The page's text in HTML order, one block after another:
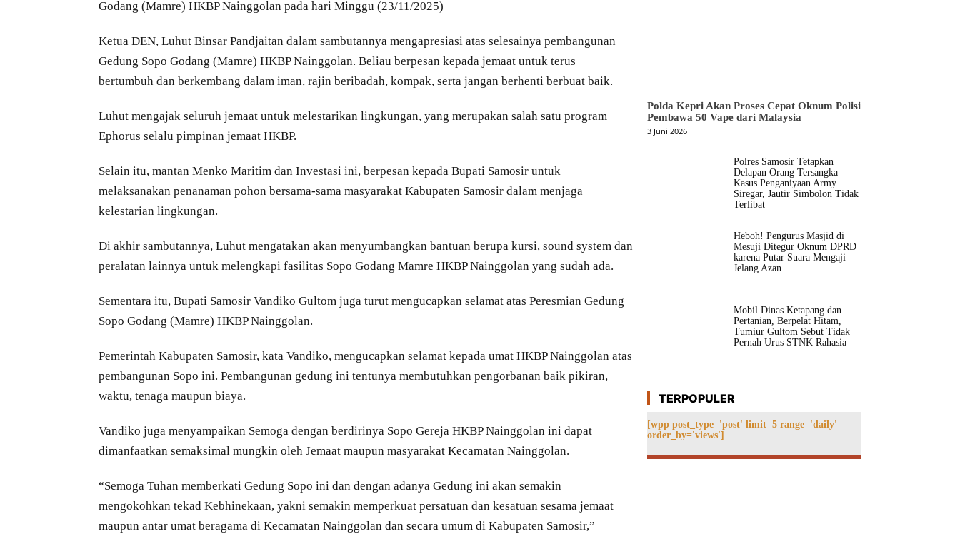
Godang (Mamre) HKBP Nainggolan pada hari Minggu (23/11/2025)
Ketua DEN, Luhut Binsar Pandjaitan dalam sambutannya mengapresiasi atas selesainya pembangunan
Gedung Sopo Godang (Mamre) HKBP Nainggolan. Beliau berpesan kepada jemaat untuk terus
bertumbuh dan berkembang dalam iman, rajin beribadah, kompak, serta jangan berhenti berbuat baik.
Luhut mengajak seluruh jemaat untuk melestarikan lingkungan, yang merupakan salah satu program
Ephorus selalu pimpinan jemaat HKBP.
Selain itu, mantan Menko Maritim dan Investasi ini, berpesan kepada Bupati Samosir untuk
melaksanakan penanaman pohon bersama-sama masyarakat Kabupaten Samosir dalam menjaga
kelestarian lingkungan.
Di akhir sambutannya, Luhut mengatakan akan menyumbangkan bantuan berupa kursi, sound system dan
peralatan lainnya untuk melengkapi fasilitas Sopo Godang Mamre HKBP Nainggolan yang sudah ada.
Sementara itu, Bupati Samosir Vandiko Gultom juga turut mengucapkan selamat atas Peresmian Gedung
Sopo Godang (Mamre) HKBP Nainggolan.
Pemerintah Kabupaten Samosir, kata Vandiko, mengucapkan selamat kepada umat HKBP Nainggolan atas
pembangunan Sopo ini. Pembangunan gedung ini tentunya membutuhkan pengorbanan baik pikiran,
waktu, tenaga maupun biaya.
Vandiko juga menyampaikan Semoga dengan berdirinya Sopo Gereja HKBP Nainggolan ini dapat
dimanfaatkan semaksimal mungkin oleh Jemaat maupun masyarakat Kecamatan Nainggolan.
“Semoga Tuhan memberkati Gedung Sopo ini dan dengan adanya Gedung ini akan semakin
mengokohkan tekad Kebhinekaan, yakni semakin memperkuat persatuan dan kesatuan sesama jemaat
maupun antar umat beragama di Kecamatan Nainggolan dan secara umum di Kabupaten Samosir,”
Polda Kepri Akan Proses Cepat Oknum Polisi
Pembawa 50 Vape dari Malaysia
3 Juni 2026
Polres Samosir Tetapkan
Delapan Orang Tersangka
Kasus Penganiyaan Army
Siregar, Jautir Simbolon Tidak
Terlibat
Heboh! Pengurus Masjid di
Mesuji Ditegur Oknum DPRD
karena Putar Suara Mengaji
Jelang Azan
Mobil Dinas Ketapang dan
Pertanian, Berpelat Hitam,
Tumiur Gultom Sebut Tidak
Pernah Urus STNK Rahasia
TERPOPULER
[wpp post_type='post' limit=5 range='daily'
order_by='views']